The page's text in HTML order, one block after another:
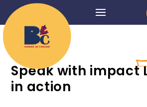
Speak with impact
in action
you
hear you
try that